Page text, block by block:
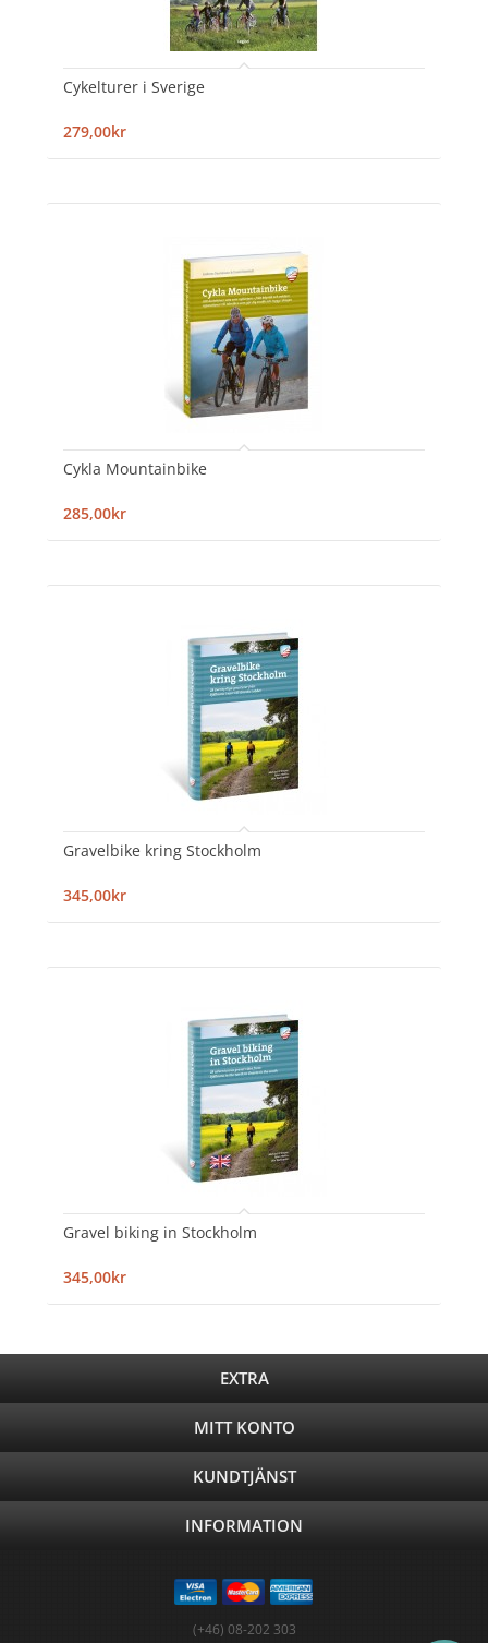
Cykelturer i Sverige
279,00kr
Cykla Mountainbike
285,00kr
Gravelbike kring Stockholm
345,00kr
Gravel biking in Stockholm
345,00kr
EXTRA
MITT KONTO
KUNDTJÄNST
INFORMATION
(+46) 08-202 303